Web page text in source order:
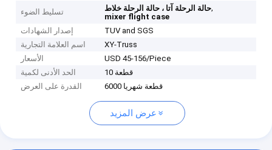
تسليط الضوء حالة الرحلة آتا ، حالة الرحلة خلاط,
mixer flight case
إصدار الشهادات
TUV and SGS
اسم العلامة التجارية
XY-Truss
الأسعار
USD 45-156/Piece
الحد الأدنى لكمية
10 قطعة
القدرة على العرض
6000 قطعة شهريا
عرض المزيد